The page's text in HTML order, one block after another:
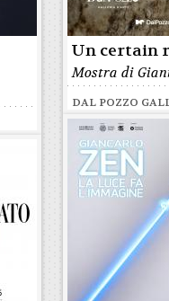
Un certain
Mostra di
DAL POZZO